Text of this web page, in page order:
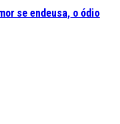
se endeusa, o ódio